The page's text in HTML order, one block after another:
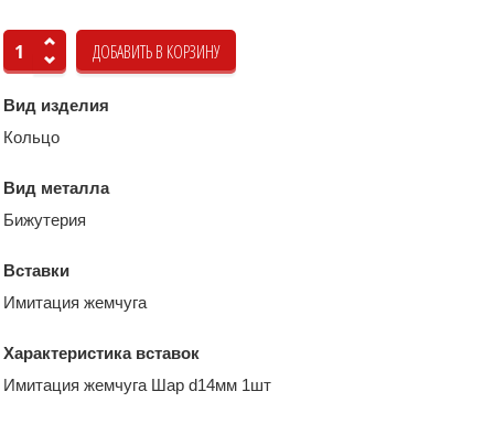
Вид изделия
Кольцо
Вид металла
Бижутерия
Вставки
Имитация жемчуга
Характеристика вставок
Имитация жемчуга Шар d14мм 1шт